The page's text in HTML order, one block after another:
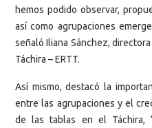
hemos podido observar,
así como agrupaciones
señaló Iliana Sánchez,
Táchira – ERTT.
Así mismo, destacó la
entre las agrupaciones y el
de las tablas en el Táchira,